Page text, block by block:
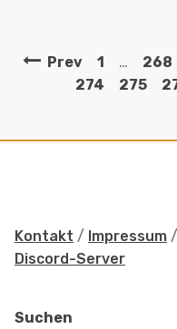
Prev 1 … 268
274
275
Kontakt / Impressum /
Discord-Server
Suchen